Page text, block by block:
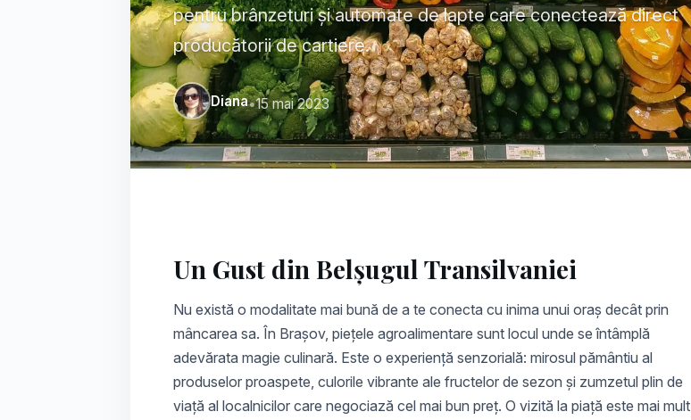
pentru brânzeturi și automate de lapte care conectează direct
producătorii de cartiere.
Diana•15 mai 2023
Un Gust din Belșugul Transilvaniei
Nu există o modalitate mai bună de a te conecta cu inima unui oraș decât prin
mâncarea sa. În Brașov, piețele agroalimentare sunt locul unde se întâmplă
adevărata magie culinară. Este o experiență senzorială: mirosul pământiu al
produselor proaspete, culorile vibrante ale fructelor de sezon și zumzetul plin de
viață al localnicilor care negociază cel mai bun preț. O vizită la piață este mai mult